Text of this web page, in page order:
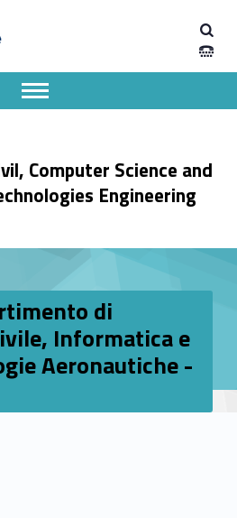
Computer Science and
Engineering
Apri il menu secondario
di
Informatica e
Aeronautiche -